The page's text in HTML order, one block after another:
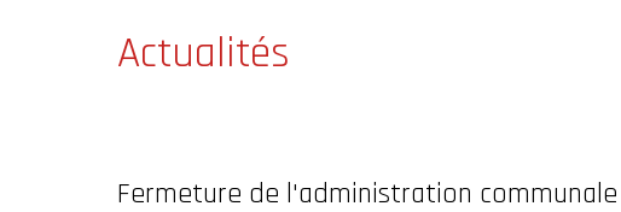
Actualités
Fermeture de l'administration communale